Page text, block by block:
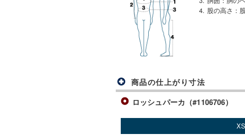
4. 股の高さ ：
商品の仕上がり寸法
ロッシュパーカ（#1106706）
XS